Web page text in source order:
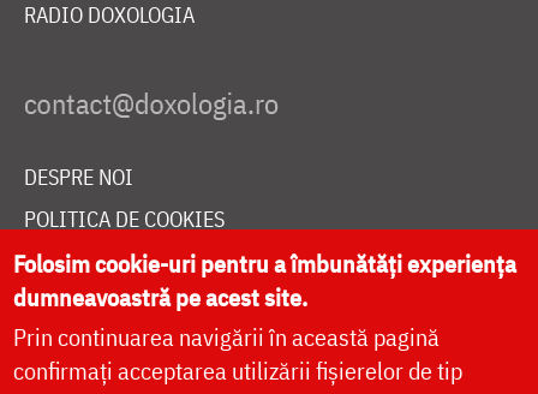
RADIO DOXOLOGIA
DESPRE NOI
POLITICA DE COOKIES
DONEAZĂ ONLINE PENTRU CATEDRALA NAȚIONALĂ
LIVE
Folosim cookie-uri pentru a îmbunătăți experiența
dumneavoastră pe acest site.
Prin continuarea navigării în această pagină
confirmați acceptarea utilizării fișierelor de tip